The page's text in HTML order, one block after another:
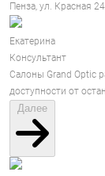
Пенза, ул. Красная
Екатерина
Консультант
Салоны Grand Optic
доступности от
Далее